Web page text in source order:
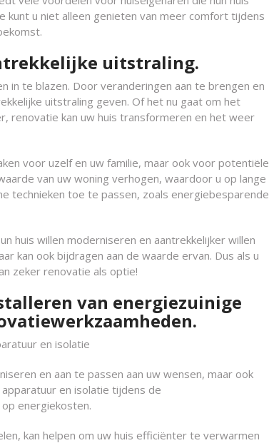
u niet alleen genieten van meer comfort tijdens
uitstraling.
in te blazen. Door veranderingen aan te brengen en
uitstraling geven. Of het nu gaat om het
renovatie kan uw huis transformeren en het weer
voor uzelf en uw familie, maar ook voor potentiële
van uw woning verhogen, waardoor u op lange
technieken toe te passen, zoals energiebesparende
huis willen moderniseren en aantrekkelijker willen
kan ook bijdragen aan de waarde ervan. Dus als u
zeker renovatie als optie!
van energiezuinige
en isolatie
en aan te passen aan uw wensen, maar ook
en isolatie tijdens de
energiekosten.
kan helpen om uw huis efficiënter te verwarmen